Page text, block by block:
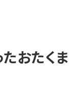
おたくま